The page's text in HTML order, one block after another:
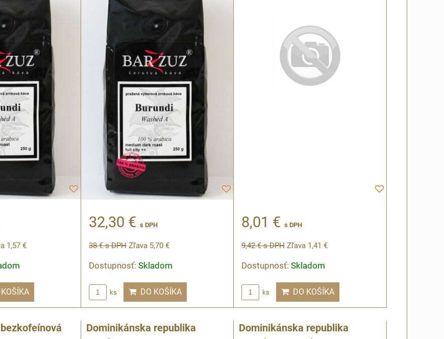
1,57 €
32,30 € s DPH
38 €s DPH Zľava 5,70 €
Dostupnosť: Skladom
ks DO KOŠÍKA
8,01 €s DPH
9,42 €s DPH Zľava 1,41 €
Dostupnosť:Skladom
ks DO KOŠÍKA
Dominikánska republika
Dominikánska republika